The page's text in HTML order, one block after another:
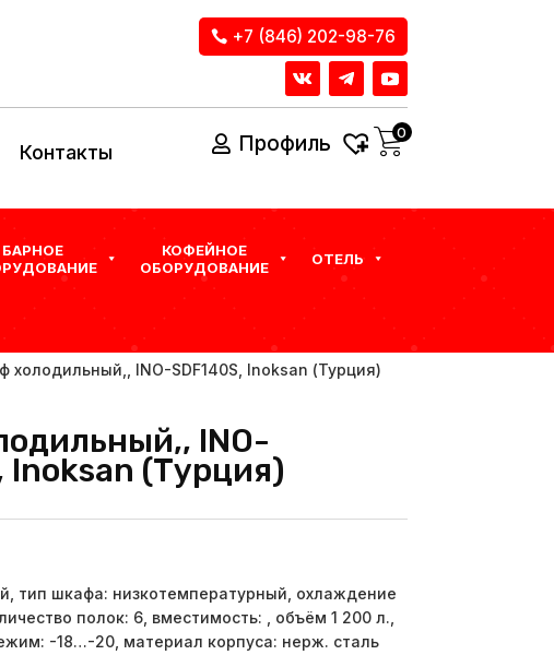
+7 (846) 202-98-76
Контакты Профиль 0
БАРНОЕ
КОФЕЙНОЕ
ОБОРУДОВАНИЕ
ОТЕЛЬ
холодильный,, INO-SDF140S, Inoksan (Турция)
INO-
Inoksan (Турция)
тип шкафа: низкотемпературный, охлаждение
полок: 6, вместимость: , объём 1 200 л.,
-18…-20, материал корпуса: нерж. сталь